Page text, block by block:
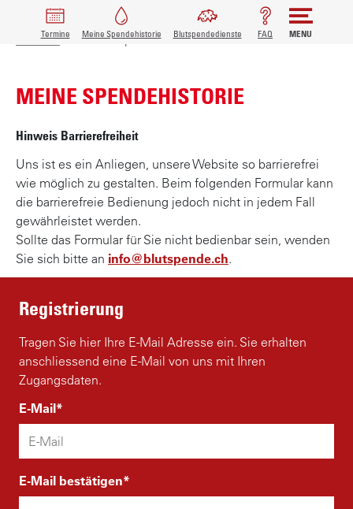
Termine Meine Spendehistorie Blutspendedienste FAQ MENU
MAIN
PFADNAVIGATION
Startseite Meine Blutspende
MEINE SPENDEHISTORIE
Hinweis Barrierefreiheit
Uns ist es ein Anliegen, unsere Website so barrierefrei
wie möglich zu gestalten. Beim folgenden Formular kann
die barrierefreie Bedienung jedoch nicht in jedem Fall
gewährleistet werden.
Sollte das Formular für Sie nicht bedienbar sein, wenden
Sie sich bitte an info@blutspende.ch.
Registrierung
Tragen Sie hier Ihre E-Mail Adresse ein. Sie erhalten
anschliessend eine E-Mail von uns mit Ihren
Zugangsdaten.
E-Mail
E-Mail bestätigen